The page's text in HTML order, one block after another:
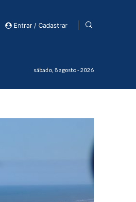
Entrar / Cadastrar
sábado, 8 agosto - 2026